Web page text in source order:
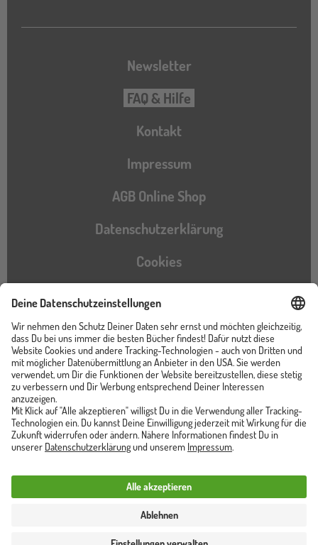
Newsletter
FAQ & Hilfe
Kontakt
Impressum
AGB Online Shop
Datenschutzerklärung
Cookies
Barrierefreiheitserklärung
Instagram
TikTokPinterestYouTubeFacebook
Unser Shop ist von
Trusted Shops zertifiziert
Vertrag widerrufen